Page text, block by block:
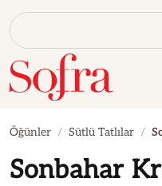
Öğünler Sütlü Tatlılar
Sonbahar